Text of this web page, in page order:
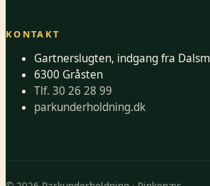
KONTAKT
Gartnerslugten, indgang fra
6300 Gråsten
Tlf. 30 26 28 99
parkunderholdning.dk